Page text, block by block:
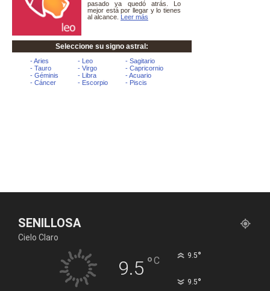
SENILLOSA
Cielo Claro
9.5 °C 9.5°
9.5°